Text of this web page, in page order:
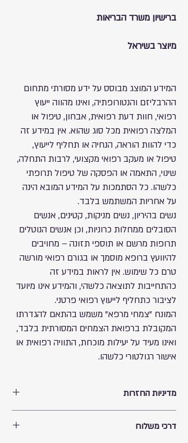
ברישיון משרד הבריאות
מיוצר בשיראל
המידע המוצג מבוסס על ידע מסורתי מתחום
ההרבליזם והנטורופתיה, ואינו מהווה ייעוץ
רפואי, חוות דעת רפואית, אבחון, טיפול או
המלצה רפואית מכל סוג שהוא. אין במידע זה
כדי להוות הוראה, הנחיה או תחליף לייעוץ,
טיפול או מעקב רפואי מקצועי, לרבות התחלה,
שינוי, התאמה או הפסקה של טיפול תרופתי
כלשהו. כל הסתמכות על המידע המובא הינה
על אחריות המשתמש בלבד.
נשים בהיריון, נשים מניקות, קטינים, אנשים
הסובלים ממחלות כרוניות, וכן אנשים הנוטלים
תרופות מרשם או תוספי תזונה – מחויבים
להיוועץ ברופא מוסמך או בגורם רפואי מורשה
טרם כל שימוש. אין לראות במידע זה
כהתחייבות לתוצאה כלשהי, והמידע אינו מיועד
לציבור כתחליף לייעוץ רפואי פרטני.
המונח "צמחי מרפא" משמש בהתאם להגדרתו
המקובלת ברפואת הצמחים המסורתית בלבד,
ואינו מעיד על יעילות מוכחת, התוויה רפואית או
אישור רגולטורי כלשהו.
מדיניות החזרות
למען שמירה על בריאות הציבור ובטיחות הצרכנים,
דרכי משלוח